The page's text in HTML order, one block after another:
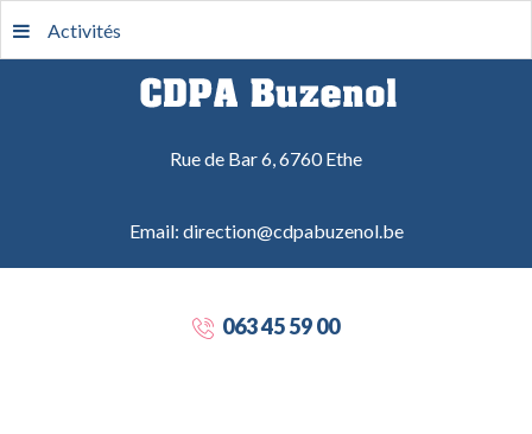
Rue de Bar 6, 6760 Ethe
Email: direction@cdpabuzenol.be
Activités
063 45 59 00